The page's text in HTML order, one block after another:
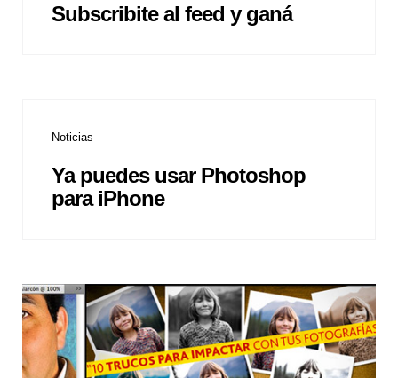
Subscribite al feed y ganá
Noticias
Ya puedes usar Photoshop
para iPhone